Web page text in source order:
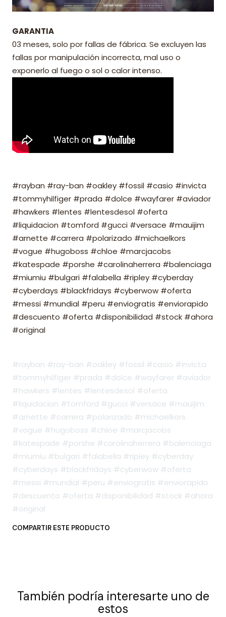
GARANTIA
03 meses, solo por fallas de fábrica. Se excluyen las
fallas por manipulación incorrecta, mal uso o
exponerlo al fuego o sol o calor intenso.
#rayban #ray-ban #oakley #fossil #casio #invicta
#tommyhilfiger #prada #dolce #wayfarer #aviador
#hawkers #lentes #lentesdesol #oferta
#liquidacion #tomford #gucci #versace #mauijim
#arnette #carrera #polarizado #michaelkors
#vogue #hugoboss #chloe #marcjacobs
#katespade #porshe #carolinaherrera #balenciaga
#miumiu #bulgari #falabella #ripley #cyberday
#cyberdays #blackfridays #cyberwow #oferta
#messi #mundial #peru #enviogratis #enviorapido
#descuento #oferta #disponibilidad #stock #ahora
#original
#rayban #ray-ban #oakley #fossil #casio #invicta
#tommyhilfiger #prada #dolce #wayfarer #aviador
#hawkers #lentes #lentesdesol #oferta
#liquidacion #tomford #gucci #versace #mauijim
#arnette #carrera #polarizado #michaelkors
#vogue #hugoboss #chloe #marcjacobs
#katespade #porshe #carolinaherrera #balenciaga
#miumiu #bulgari #falabella #ripley #cyberday
#cyberdays #blackfridays #cyberwow #oferta
#messi #mundial #peru #enviogratis #enviorapido
#descuento #oferta #disponibilidad #stock #ahora
#original
COMPARTIR ESTE PRODUCTO
También podría interesarte uno de
estos